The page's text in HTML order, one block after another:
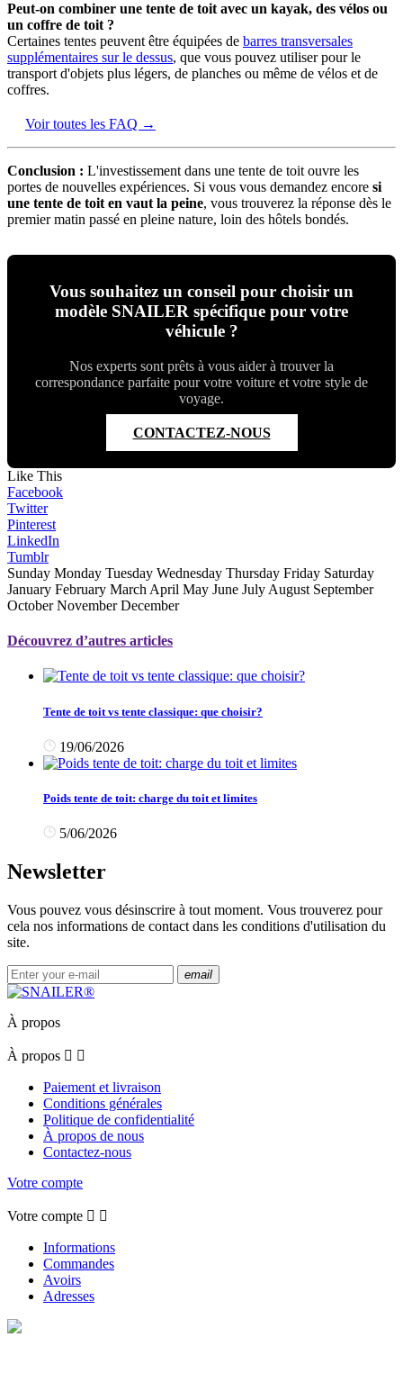
Peut-on combiner une tente de toit avec un kayak, des vélos ou
un coffre de toit ?
Certaines tentes peuvent être équipées de barres transversales
supplémentaires sur le dessus, que vous pouvez utiliser pour le
transport d'objets plus légers, de planches ou même de vélos et de
coffres.
Voir toutes les FAQ →
Conclusion : L'investissement dans une tente de toit ouvre les
portes de nouvelles expériences. Si vous vous demandez encore si
une tente de toit en vaut la peine, vous trouverez la réponse dès le
premier matin passé en pleine nature, loin des hôtels bondés.
Vous souhaitez un conseil pour choisir un
modèle SNAILER spécifique pour votre
véhicule ?
Nos experts sont prêts à vous aider à trouver la
correspondance parfaite pour votre voiture et votre style de
voyage.
CONTACTEZ-NOUS
Like This
Facebook
Twitter
Pinterest
LinkedIn
Tumblr
Sunday Monday Tuesday Wednesday Thursday Friday Saturday
January February March April May June July August September
October November December
Découvrez d’autres articles
Tente de toit vs tente classique: que choisir?
19/06/2026
Poids tente de toit: charge du toit et limites
5/06/2026
Newsletter
Vous pouvez vous désinscrire à tout moment. Vous trouverez pour
cela nos informations de contact dans les conditions d'utilisation du
site.
email
À propos
À propos  
Paiement et livraison
Conditions générales
Politique de confidentialité
À propos de nous
Contactez-nous
Votre compte
Votre compte  
Informations
Commandes
Avoirs
Adresses